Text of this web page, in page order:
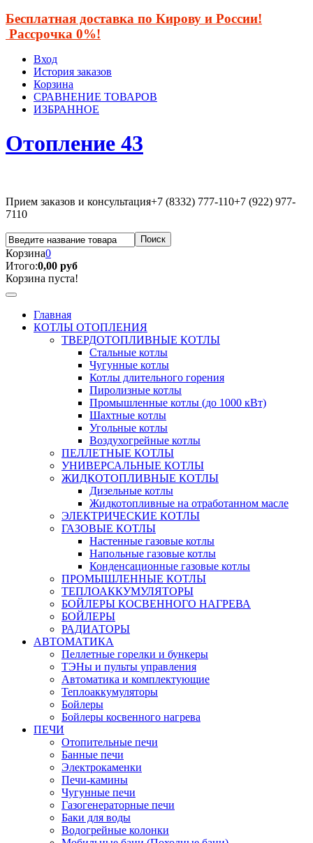
Бесплатная доставка по Кирову и России!
Рассрочка 0%!
Вход
История заказов
Корзина
СРАВНЕНИЕ ТОВАРОВ
ИЗБРАННОЕ
Отопление 43
Прием заказов и консультация+7 (8332) 777-110+7 (922) 977-
7110
Корзина0
Итого:0,00 руб
Корзина пуста!
Главная
КОТЛЫ ОТОПЛЕНИЯ
ТВЕРДОТОПЛИВНЫЕ КОТЛЫ
Стальные котлы
Чугунные котлы
Котлы длительного горения
Пиролизные котлы
Промышленные котлы (до 1000 кВт)
Шахтные котлы
Угольные котлы
Воздухогрейные котлы
ПЕЛЛЕТНЫЕ КОТЛЫ
УНИВЕРСАЛЬНЫЕ КОТЛЫ
ЖИДКОТОПЛИВНЫЕ КОТЛЫ
Дизельные котлы
Жидкотопливные на отработанном масле
ЭЛЕКТРИЧЕСКИЕ КОТЛЫ
ГАЗОВЫЕ КОТЛЫ
Настенные газовые котлы
Напольные газовые котлы
Конденсационные газовые котлы
ПРОМЫШЛЕННЫЕ КОТЛЫ
ТЕПЛОАККУМУЛЯТОРЫ
БОЙЛЕРЫ КОСВЕННОГО НАГРЕВА
БОЙЛЕРЫ
РАДИАТОРЫ
АВТОМАТИКА
Пеллетные горелки и бункеры
ТЭНы и пульты управления
Автоматика и комплектующие
Теплоаккумуляторы
Бойлеры
Бойлеры косвенного нагрева
ПЕЧИ
Отопительные печи
Банные печи
Электрокаменки
Печи-камины
Чугунные печи
Газогенераторные печи
Баки для воды
Водогрейные колонки